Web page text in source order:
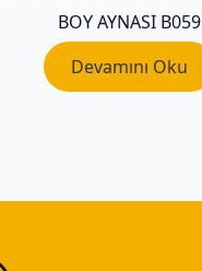
BOY AYNASI B059
Devamını Oku